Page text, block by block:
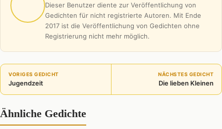
Dieser Benutzer diente zur Veröffentlichung von
Gedichten für nicht registrierte Autoren. Mit Ende
2017 ist die Veröffentlichung von Gedichten ohne
Registrierung nicht mehr möglich.
VORIGES GEDICHT
Jugendzeit
NÄCHSTES GEDICHT
Die lieben Kleinen
Ähnliche Gedichte